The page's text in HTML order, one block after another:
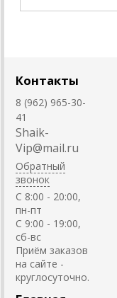
Контакты
8 (962) 965-30-
41
Shaik-
Vip@mail.ru
Обратный
звонок
C 8:00 - 20:00,
пн-пт
С 9:00 - 19:00,
сб-вс
Приём заказов
на сайте -
круглосуточно.